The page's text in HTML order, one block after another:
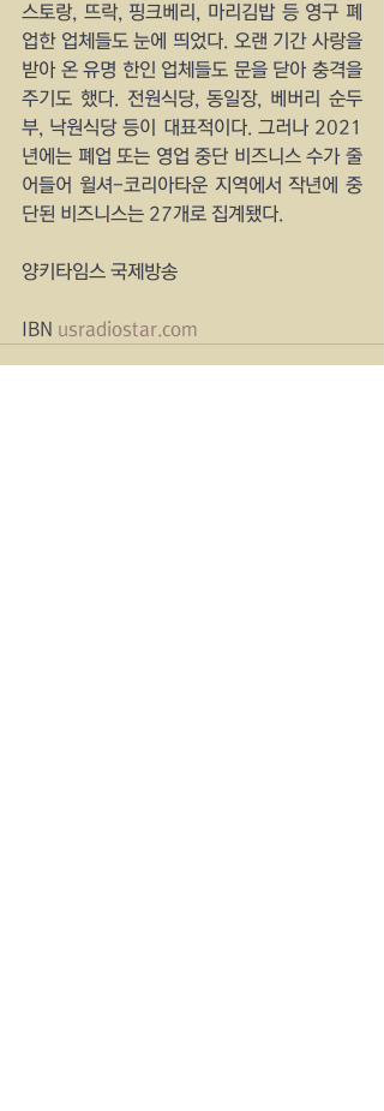
스토랑, 뜨락, 핑크베리, 마리김밥 등 영구 폐
업한 업체들도 눈에 띄었다. 오랜 기간 사랑을
받아 온 유명 한인 업체들도 문을 닫아 충격을
주기도 했다. 전원식당, 동일장, 베버리 순두
부, 낙원식당 등이 대표적이다. 그러나 2021
년에는 폐업 또는 영업 중단 비즈니스 수가 줄
어들어 윌셔-코리아타운 지역에서 작년에 중
단된 비즈니스는 27개로 집계됐다.
양키타임스 국제방송
IBN usradiostar.com